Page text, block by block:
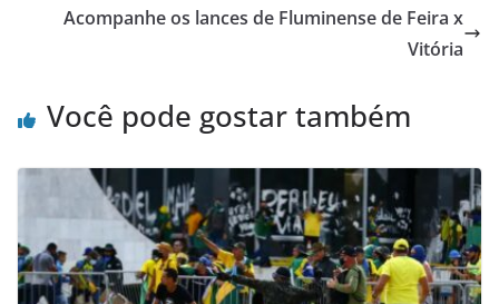
Acompanhe os lances de Fluminense de Feira x
Vitória
Você pode gostar também